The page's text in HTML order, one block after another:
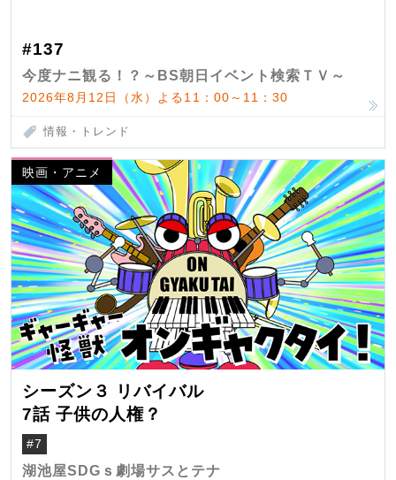
#137
今度ナニ観る！？～BS朝日イベント検索ＴＶ～
2026年8月12日（水）よる11：00～11：30
情報・トレンド
映画・アニメ
シーズン３ リバイバル
7話 子供の人権？
#7
湖池屋SDGｓ劇場サスとテナ